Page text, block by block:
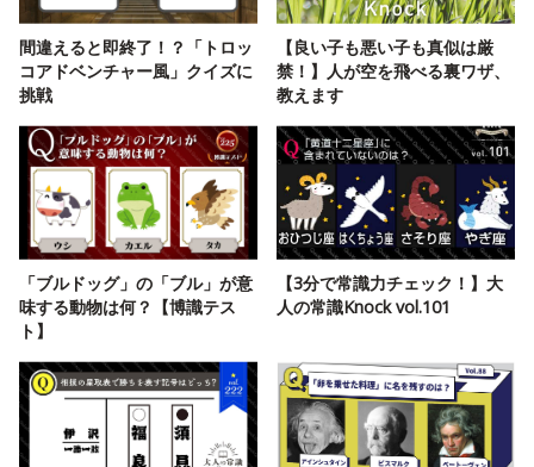
間違えると即終了！？「トロッ
コアドベンチャー風」クイズに
挑戦
【良い子も悪い子も真似は厳
禁！】人が空を飛べる裏ワザ、
教えます
「ブルドッグ」の「ブル」が意
味する動物は何？【博識テス
ト】
【3分で常識力チェック！】大
人の常識Knock vol.101